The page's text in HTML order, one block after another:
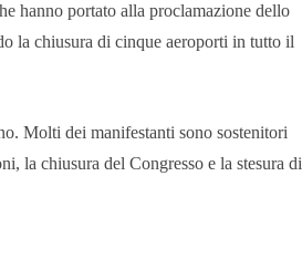
hanno portato alla proclamazione dello
la chiusura di cinque aeroporti in tutto il
Molti dei manifestanti sono sostenitori
la chiusura del Congresso e la stesura di